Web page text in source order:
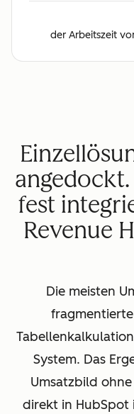
der Arbeitszeit
fest
Revenue
Die meisten
System. Das
Umsatzbild
direkt in HubSpot